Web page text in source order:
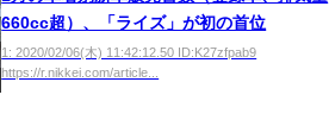
660cc超）、「ライズ」が初の首位
1: 2020/02/06(木) 11:42:12.50 ID:K27zfpab9
https://r.nikkei.com/article...